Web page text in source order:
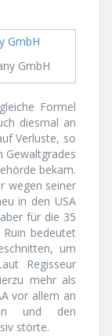
GmbH
Formel
diesmal an
Verluste, so
Gewaltgrades
bekam.
wegen seiner
in den USA
für die 35
bedeutet
um
Regisseur
mehr als
vor allem an
und den
störte.